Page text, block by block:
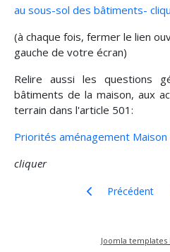
au sous-sol des bâtiments-
(à chaque fois, fermer le lien
gauche de votre écran)
Relire aussi les questions
bâtiments de la maison, aux
terrain dans l'article 501:
Priorités aménagement Maison
cliquer
Article précédent :
Précédent
Joomla templates